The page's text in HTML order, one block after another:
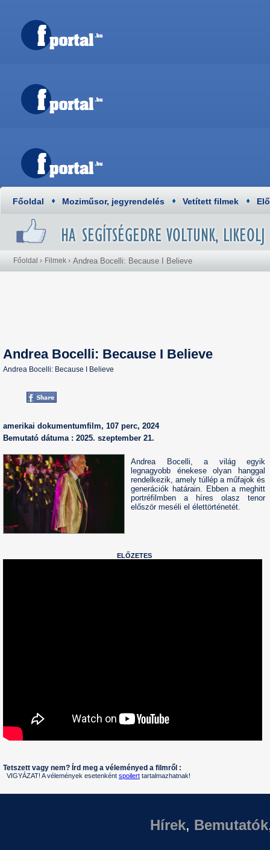
Főoldal Moziműsor, jegyrendelés Vetített filmek
Főoldal › Filmek › Andrea Bocelli: Because I Believe
Andrea Bocelli: Because I Believe
Andrea Bocelli: Because I Believe
amerikai dokumentumfilm, 107 perc, 2024
Bemutató dátuma : 2025. szeptember 21.
Andrea Bocelli, a világ egyik
legnagyobb énekese olyan hanggal
rendelkezik, amely túllép a műfajok és
generációk határain. Ebben a meghitt
portréfilmben a híres olasz tenor
először meséli el élettörténetét.
ELŐZETES
Tetszett vagy nem? Írd meg a véleményed a filmről :
VIGYÁZAT! A vélemények esetenként spoilert tartalmazhatnak!
Hírek, Bemutatók